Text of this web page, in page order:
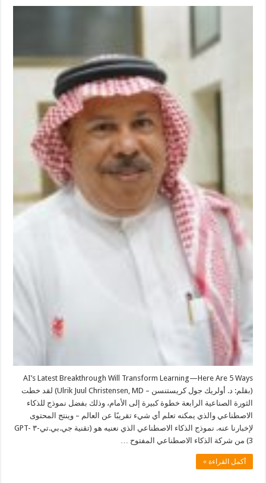
AI’s Latest Breakthrough Will Transform Learning—Here Are 5 Ways
(بقلم: د. أولريك جول كريستنسن – Ulrik Juul Christensen, MD) لقد خطت
الثورة الصناعية الرابعة خطوة كبيرة إلى الأمام، وذلك بفضل نموذج للذكاء
الاصطناعي والذي يمكنه تعلم أي شيء تقريبًا عن العالم – وينتج المحتوى
لإخبارنا عنه. نموذج الذكاء الاصطناعي الذي نعنيه هو (تقنية جي.بي.تي-٣ GPT-
3) من شركة الذكاء الاصطناعي المفتوح …
أكمل القراءة »